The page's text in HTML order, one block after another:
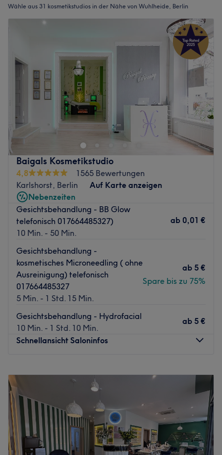
Wähle aus 31 kosmetikstudios in der Nähe von Wuhlheide, Berlin
Baigals Kosmetikstudio
4,8
1565 Bewertungen
Karlshorst, Berlin
Auf Karte anzeigen
Nebenzeiten
Gesichtsbehandlung - BB Glow
telefonisch 017664485327)
10 Min. - 50 Min.
ab 0,01 €
Gesichtsbehandlung -
kosmetisches Microneedling ( ohne
Ausreinigung) telefonisch
017664485327
5 Min. - 1 Std. 15 Min.
ab 5 €
Spare bis zu 75%
Gesichtsbehandlung - Hydrofacial
10 Min. - 1 Std. 10 Min.
ab 5 €
Schnellansicht Saloninfos
11:00
Donnerstag
Freitag
11:00–22:30
Samstag
11:00– 22:00
Sonntag
21:45–22:00